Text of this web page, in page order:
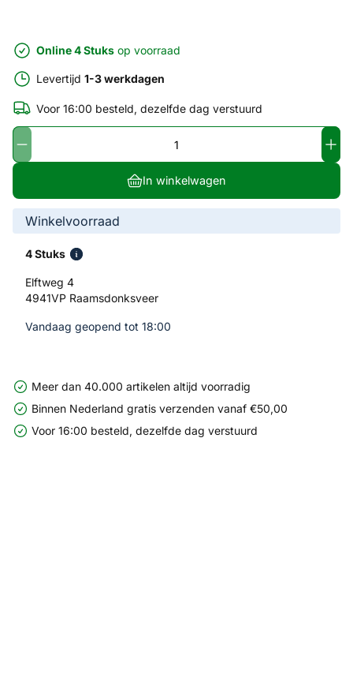
Online 4 Stuks op voorraad
Levertijd 1-3 werkdagen
Voor 16:00 besteld, dezelfde dag verstuurd
In winkelwagen
Winkelvoorraad
4 Stuks
Elftweg 4
4941VP Raamsdonksveer
Vandaag geopend tot 18:00
Meer dan 40.000 artikelen altijd voorradig
Binnen Nederland gratis verzenden vanaf €50,00
Voor 16:00 besteld, dezelfde dag verstuurd